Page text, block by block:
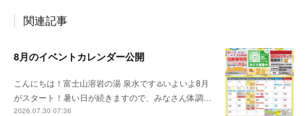
関連記事
8月のイベントカレンダー公開
こんにちは！富士山溶岩の湯 泉水です♨️いよいよ8月
がスタート！暑い日が続きますので、みなさん体調…
2026.07.30 07:36